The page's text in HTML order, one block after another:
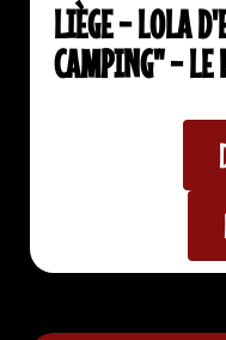
LIÈGE - LOLA
CAMPING" - LE